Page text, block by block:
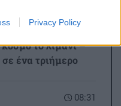
Privacy Policy
08:42
το λιμάνι –
ένα τριήμερο
08:31